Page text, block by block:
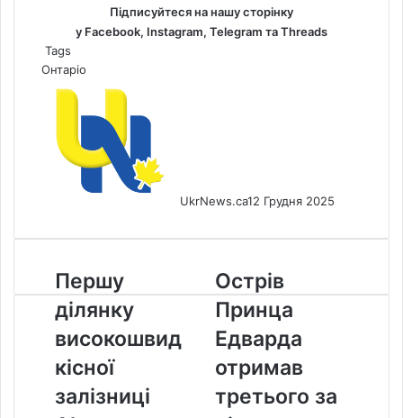
Підписуйтеся на нашу сторінку
у Facebook, Instagram, Telegram таThreads
Tags
Онтаріо
UkrNews.ca12 Грудня 2025
Першу
ділянку
високошвидкісної
залізниці
Alto
прокладуть
Монреалем
Першу
ділянку
високошвид
кісної
залізниці
Острів
Принца
Едварда
отримав
третього
за
прем’єра:
Острів
Принца
Едварда
отримав
третього за